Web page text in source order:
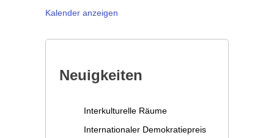
Kalender anzeigen
Neuigkeiten
Interkulturelle Räume
Internationaler Demokratiepreis